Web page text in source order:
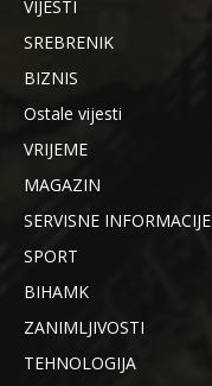
VIJESTI
SREBRENIK
BIZNIS
Ostale vijesti
VRIJEME
MAGAZIN
SERVISNE INFORMACIJE
SPORT
BIHAMK
ZANIMLJIVOSTI
TEHNOLOGIJA